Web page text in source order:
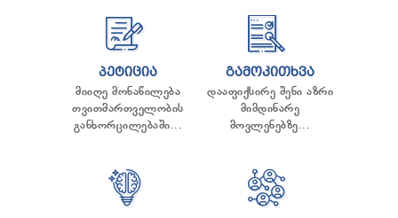
ᲞᲔᲢᲘᲪᲘᲐ
მიიღე მონაწილება
თვითმართველობის
განხორცილებაში...
ᲒᲐᲛᲝᲙᲘᲗᲮᲕᲐ
დააფიქსირე შენი აზრი
მიმდინარე
მოვლენებზე...